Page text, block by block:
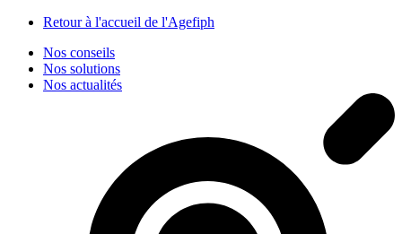
Retour à l'accueil de l'Agefiph
Nos conseils
Nos solutions
Nos actualités